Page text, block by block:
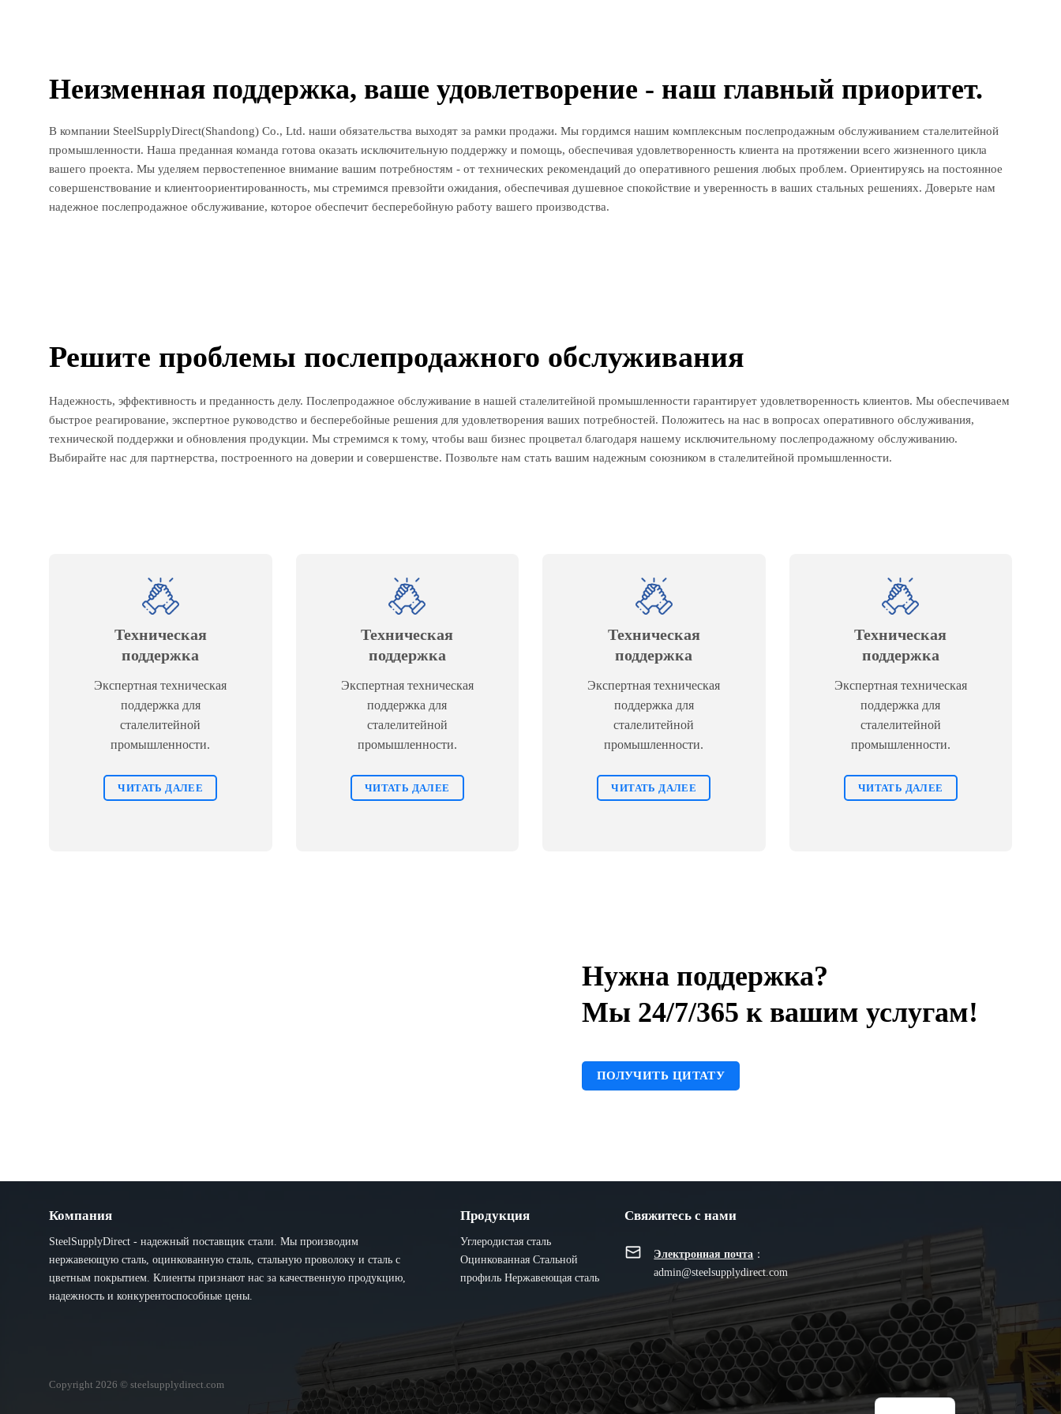
Неизменная поддержка, ваше удовлетворение - наш главный приоритет.
В компании SteelSupplyDirect(Shandong) Co., Ltd. наши обязательства выходят за рамки продажи. Мы гордимся нашим комплексным послепродажным обслуживанием сталелитейной
промышленности. Наша преданная команда готова оказать исключительную поддержку и помощь, обеспечивая удовлетворенность клиента на протяжении всего жизненного цикла
вашего проекта. Мы уделяем первостепенное внимание вашим потребностям - от технических рекомендаций до оперативного решения любых проблем. Ориентируясь на постоянное
совершенствование и клиентоориентированность, мы стремимся превзойти ожидания, обеспечивая душевное спокойствие и уверенность в ваших стальных решениях. Доверьте нам
надежное послепродажное обслуживание, которое обеспечит бесперебойную работу вашего производства.
Решите проблемы послепродажного обслуживания
Надежность, эффективность и преданность делу. Послепродажное обслуживание в нашей сталелитейной промышленности гарантирует удовлетворенность клиентов. Мы обеспечиваем
быстрое реагирование, экспертное руководство и бесперебойные решения для удовлетворения ваших потребностей. Положитесь на нас в вопросах оперативного обслуживания,
технической поддержки и обновления продукции. Мы стремимся к тому, чтобы ваш бизнес процветал благодаря нашему исключительному послепродажному обслуживанию.
Выбирайте нас для партнерства, построенного на доверии и совершенстве. Позвольте нам стать вашим надежным союзником в сталелитейной промышленности.
Техническая
поддержка
Экспертная техническая
поддержка для
сталелитейной
промышленности.
ЧИТАТЬ ДАЛЕЕ
Техническая
поддержка
Экспертная техническая
поддержка для
сталелитейной
промышленности.
ЧИТАТЬ ДАЛЕЕ
Техническая
поддержка
Экспертная техническая
поддержка для
сталелитейной
промышленности.
ЧИТАТЬ ДАЛЕЕ
Техническая
поддержка
Экспертная техническая
поддержка для
сталелитейной
промышленности.
ЧИТАТЬ ДАЛЕЕ
Нужна поддержка?
Мы 24/7/365 к вашим услугам!
ПОЛУЧИТЬ ЦИТАТУ
Компания
SteelSupplyDirect - надежный поставщик стали. Мы производим
нержавеющую сталь, оцинкованную сталь, стальную проволоку и сталь с
цветным покрытием. Клиенты признают нас за качественную продукцию,
надежность и конкурентоспособные цены.
Продукция
Углеродистая сталь
Оцинкованная Стальной
профиль Нержавеющая сталь
Свяжитесь с нами
Электронная почта ：
admin@steelsupplydirect.com
Copyright 2026 © steelsupplydirect.com